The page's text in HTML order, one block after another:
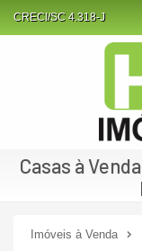
CRECI/SC 4.318-J
Casas à
Imóveis à Venda